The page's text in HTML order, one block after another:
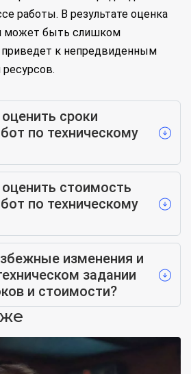
работы. В результате оценка
может быть слишком
приведет к непредвиденным
сроки
по техническому
стоимость
по техническому
изменения и
задании
и стоимости?